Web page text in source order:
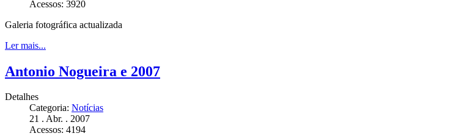
Acessos: 3920
Galeria fotográfica actualizada
Ler mais...
Antonio Nogueira e 2007
Detalhes
Categoria: Notícias
21 . Abr. . 2007
Acessos: 4194